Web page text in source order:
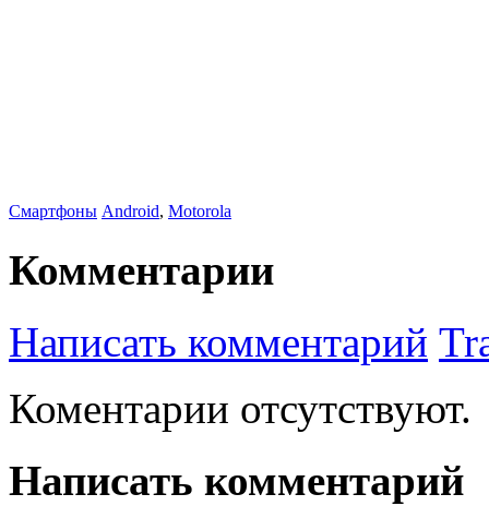
Смартфоны Android, Motorola
Комментарии
Написать комментарий
Коментарии отсутствуют.
Написать комментарий